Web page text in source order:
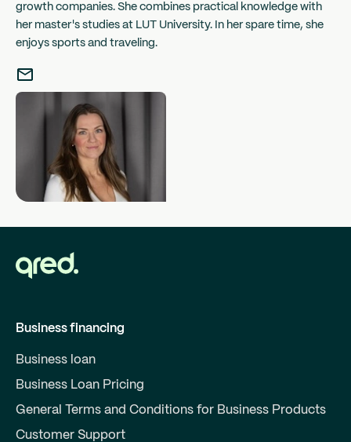
growth companies. She combines practical knowledge with
her master's studies at LUT University. In her spare time, she
enjoys sports and traveling.
Business financing
Business loan
Business Loan Pricing
General Terms and Conditions for Business Products
Customer Support